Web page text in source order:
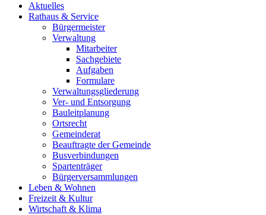
Aktuelles
Rathaus & Service
Bürgermeister
Verwaltung
Mitarbeiter
Sachgebiete
Aufgaben
Formulare
Verwaltungsgliederung
Ver- und Entsorgung
Bauleitplanung
Ortsrecht
Gemeinderat
Beauftragte der Gemeinde
Busverbindungen
Spartenträger
Bürgerversammlungen
Leben & Wohnen
Freizeit & Kultur
Wirtschaft & Klima